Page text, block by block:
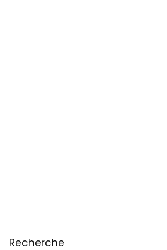
Recherche